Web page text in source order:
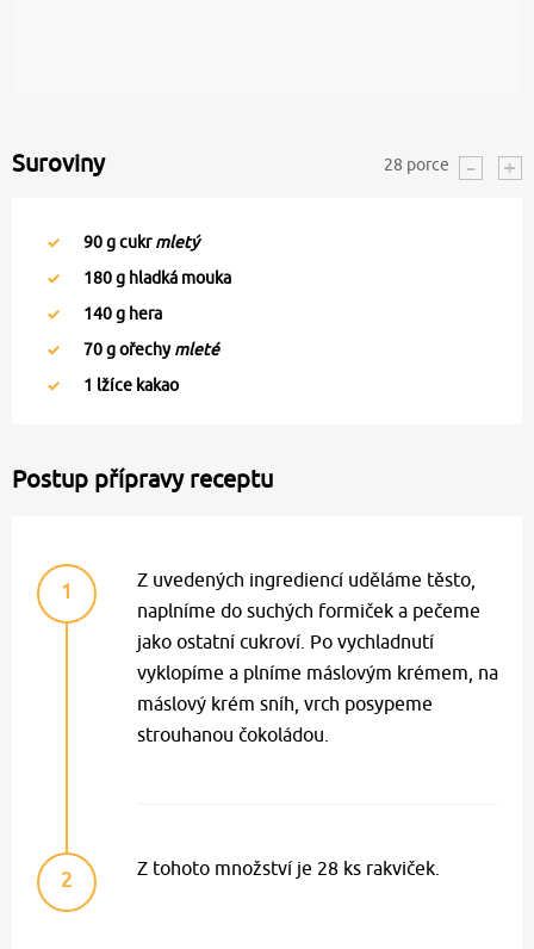
Suroviny 28 porce
90g cukrmletý
180g hladká mouka
140g hera
70g ořechymleté
1 lžíce kakao
Postup přípravy receptu
1
Z uvedených ingrediencí uděláme těsto,
naplníme do suchých formiček a pečeme
jako ostatní cukroví. Po vychladnutí
vyklopíme a plníme máslovým krémem, na
máslový krém sníh, vrch posypeme
strouhanou čokoládou.
2 Z tohoto množství je 28 ks rakviček.